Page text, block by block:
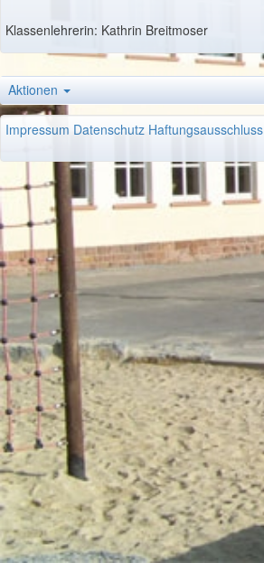
Klassenlehrerin: Kathrin Breitmoser
Aktionen
Impressum Datenschutz Haftungsausschluss